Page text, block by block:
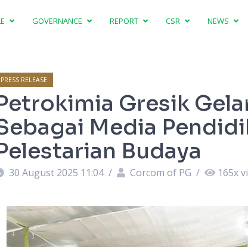
GOVERNANCE REPORT CSR NEWS
PRESS RELEASE
Gresik
Media
Budaya
30 August 2025 11:04 / Corcom of PG / 165x